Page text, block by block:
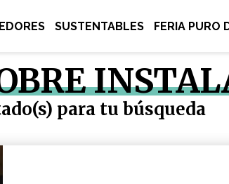
SUSTENTABLES FERIA PURO
para tu búsqueda